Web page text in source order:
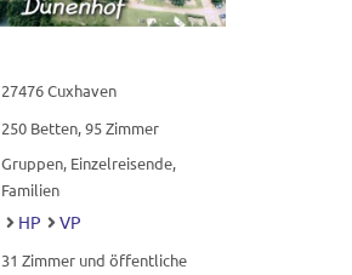
27476 Cuxhaven
250 Betten, 95 Zimmer
Gruppen, Einzelreisende,
Familien
HP VP
31 Zimmer und öffentliche